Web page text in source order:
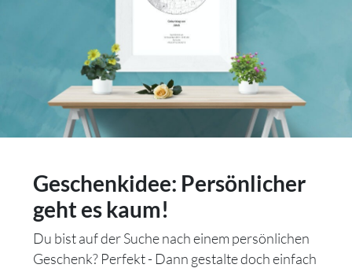
Geschenkidee: Persönlicher
geht es kaum!
Du bist auf der Suche nach einem persönlichen
Geschenk? Perfekt - Dann gestalte doch einfach